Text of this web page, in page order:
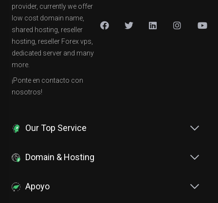
provider, currently we offer
low cost domain name,
shared hosting, reseller
hosting, reseller Forex vps,
dedicated server and many
more.
¡Ponte en contacto con
nosotros!
Our Top Service
Domain & Hosting
Apoyo